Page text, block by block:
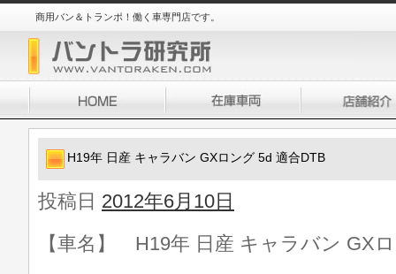
商用バン＆トランポ！働く車専門店です。
H19年 日産 キャラバン GXロング 5d 適合DTB
投稿日 2012年6月10日
【車名】 H19年 日産 キャラバン GX